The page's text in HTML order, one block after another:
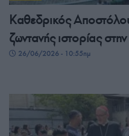
Καθεδρικός
ζωντανής ιστορίας
26/06/2026 - 10:55πμ